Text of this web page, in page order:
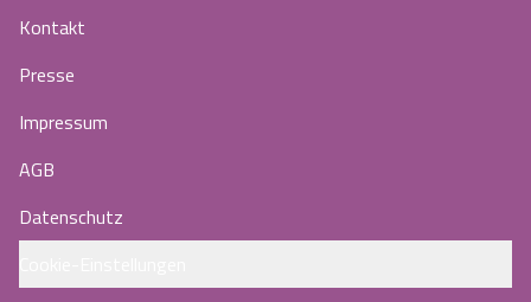
Kontakt
Presse
Impressum
AGB
Datenschutz